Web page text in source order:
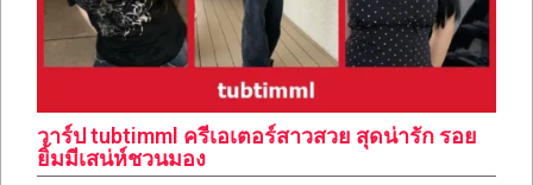
วาร์ป tubtimml ครีเอเตอร์สาวสวย สุดน่ารัก รอย
ยิ้มมีเสน่ห์ชวนมอง